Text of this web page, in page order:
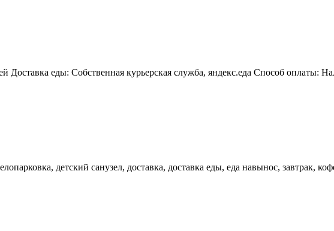
Доставка еды: Собственная курьерская служба, яндекс.еда Способ оплаты:
детский санузел, доставка, доставка еды, еда навынос, завтрак,